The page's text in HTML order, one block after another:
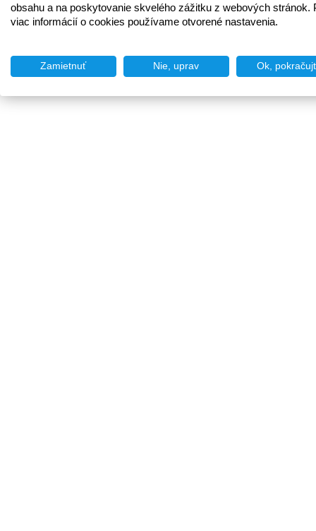
obsahu a na poskytovanie skvelého zážitku z webových stránok.
viac informácií o cookies používame otvorené nastavenia.
Zamietnuť Nie, uprav Ok,